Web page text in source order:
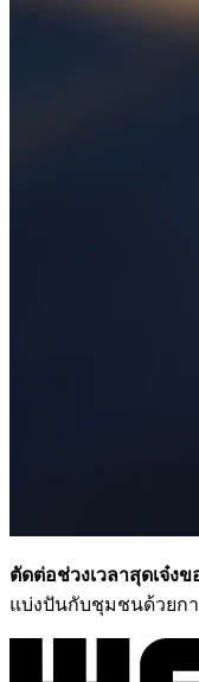
ตัดต่อช่วงเวลาสุดเจ๋ง
แบ่งปันกับชุมชนด้วยกา